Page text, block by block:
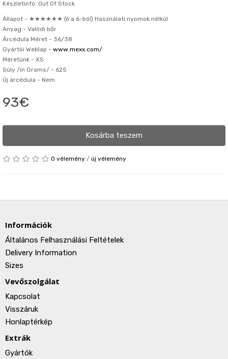
Készletinfó: Out Of Stock
Állapot - ★★★★★★ (6 a 6-ból) Használati nyomok nélkül
Anyag - Valódi bőr
Árcédula Méret - 36/38
Gyártói Weblap - www.mexx.com/
Méretünk - XS
Súly /in Grams/ - 625
Új árcédula - Nem
93€
Kosárba teszem
0 vélemény / új vélemény
Információk
Általános Felhasználási Feltételek
Delivery Information
Sizes
Vevőszolgálat
Kapcsolat
Visszáruk
Honlaptérkép
Extrák
Gyártók